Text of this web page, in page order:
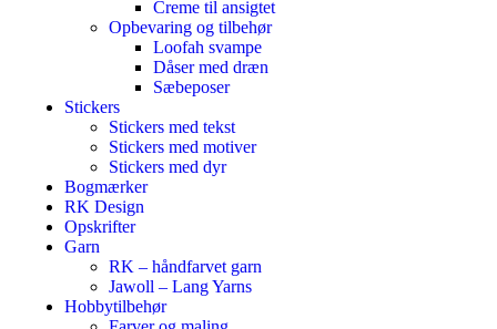
Creme til ansigtet
Opbevaring og tilbehør
Loofah svampe
Dåser med dræn
Sæbeposer
Stickers
Stickers med tekst
Stickers med motiver
Stickers med dyr
Bogmærker
RK Design
Opskrifter
Garn
RK – håndfarvet garn
Jawoll – Lang Yarns
Hobbytilbehør